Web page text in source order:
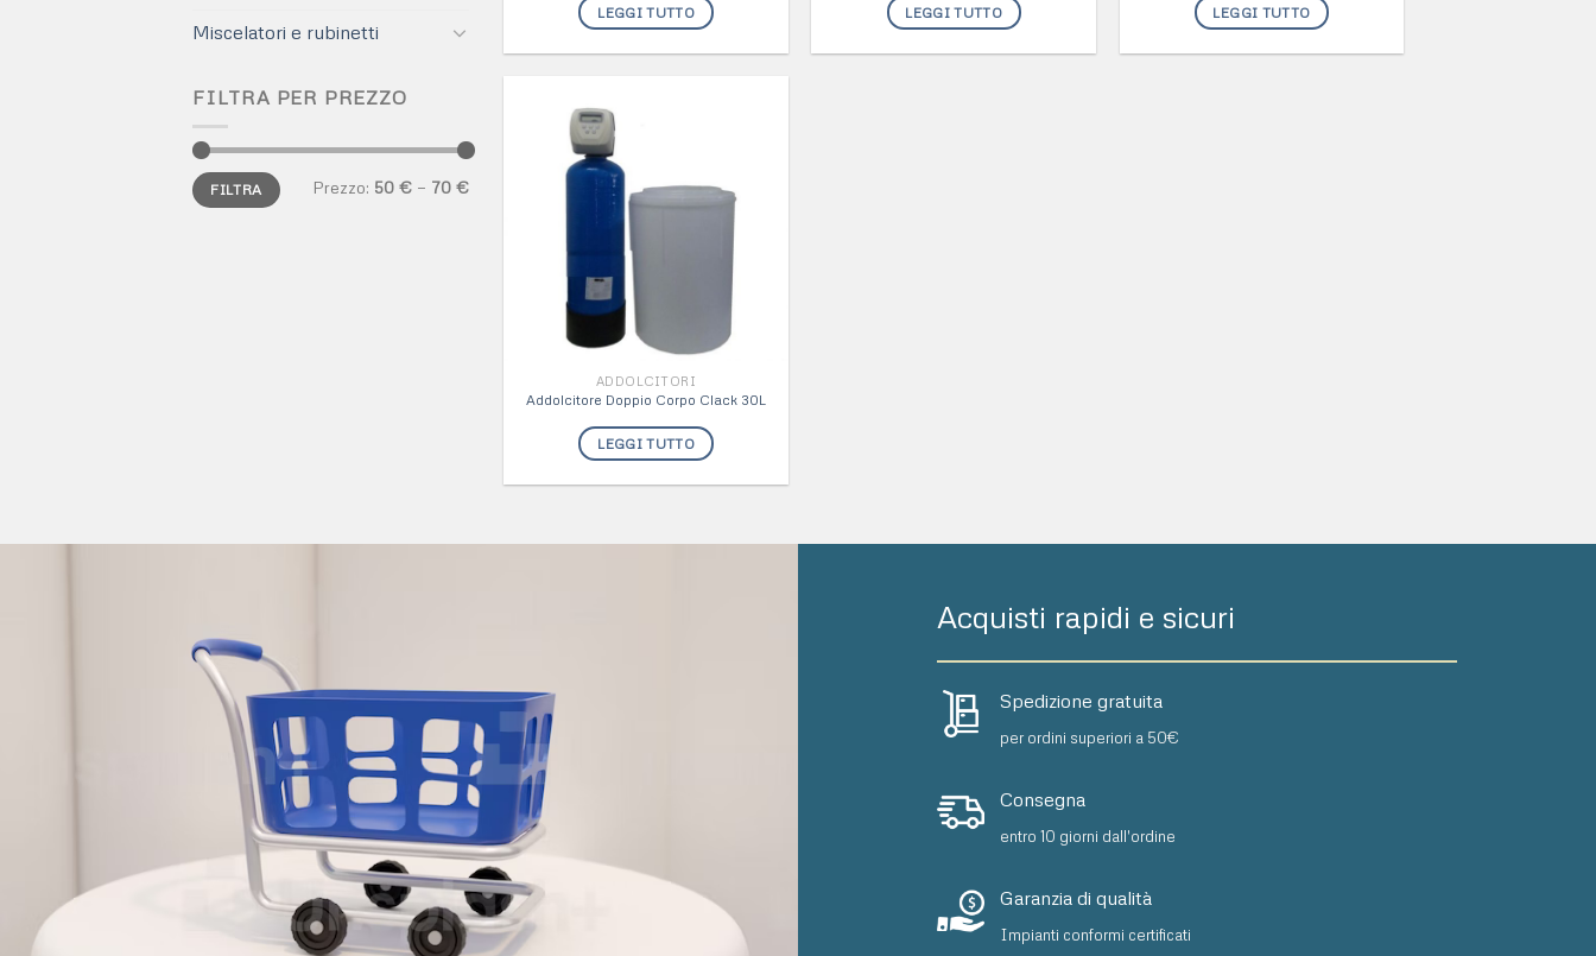
Miscelatori e rubinetti
FILTRA PER PREZZO
Prezzo
Min
Prezzo
MaxFILTRA Prezzo: 50 €— 70 €
LEGGI TUTTO LEGGI TUTTO LEGGI TUTTO
ADDOLCITORI
Addolcitore Doppio Corpo Clack 30L
LEGGI TUTTO
Acquisti rapidi e sicuri
Spedizione gratuita
per ordini superiori a 50€
Consegna
entro 10 giorni dall'ordine
Garanzia di qualità
Impianti conformi certificati